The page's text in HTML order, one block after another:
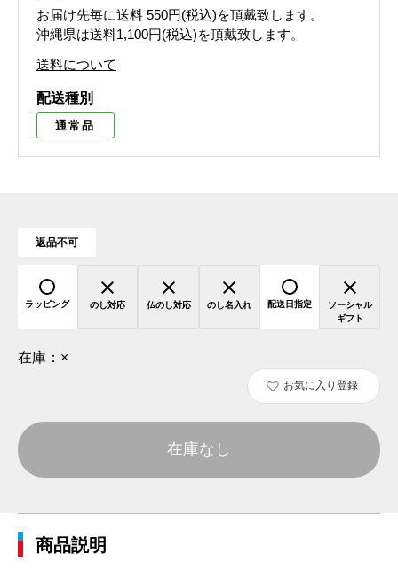
お届け先毎に送料 550円(税込)を頂戴致します。
沖縄県は送料1,100円(税込)を頂戴致します。
送料について
配送種別
通常品
返品不可
ラッピング のし対応 仏のし対応 のし名入れ 配送日指定
ソーシャル
ギフト
在庫： ×
お気に入り登録
在庫なし
商品説明